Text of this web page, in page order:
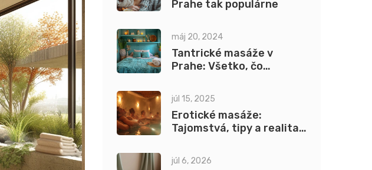
Prahe tak populárne
máj 20, 2024
Tantrické masáže v
Prahe: Všetko, čo
júl 15, 2025
Erotické masáže:
Tajomstvá, tipy a realita
júl 6, 2026